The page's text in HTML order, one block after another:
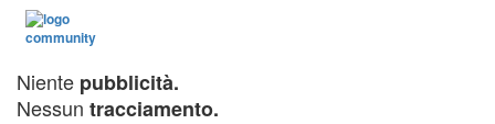
Niente pubblicità.
Nessun tracciamento.